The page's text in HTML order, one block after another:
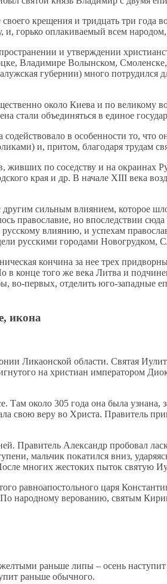
кре­ще­ния и трид­цать три го­да
и, горь­ко опла­ки­ва­е­мый всем
и утвер­жде­нии
Вла­ди­ми­ре Во­лын­ском,
гу­бер­нии) мно­го
око­ло Ки­е­ва и по
ста­ли объ­еди­нять­ся в еди­ное
в осо­бен­но­сти то,
и, при­том, бла­го­да­ря тру­дам
жив­ших по со­сед­ству и на
края и др. В на­ча­ле XIII ве­ка
дру­гим силь­ным вли­я­ни­ем, ко­то­рое
пра­во­сла­вие, но впо­след­ствии
вли­я­нию, и успе­хам
рус­ски­ми го­ро­да­ми
кон­чи­на за нее трех
кон­це то­го же ве­ка Лит­ва и
во-пер­вых, от­де­лить юго-за­пад­ные
икона
Ли­ка­он­ской об­ла­сти. Свя­тая
на хри­сти­ан им­пе­ра­то­ром
око­ло 305 го­да она бы­ла
свою ве­ру во Хри­ста. Пра­ви­тель
Пра­ви­тель Алек­сандр про­бо­вал
маль­чик по­ка­тил­ся вниз,
мно­гих же­сто­ких пы­ток свя­тую
рав­ноап­о­столь­но­го ца­ря
на­род­но­му ве­ро­ва­нию, свя­тым
раньше липы – осень
раньше обычного.